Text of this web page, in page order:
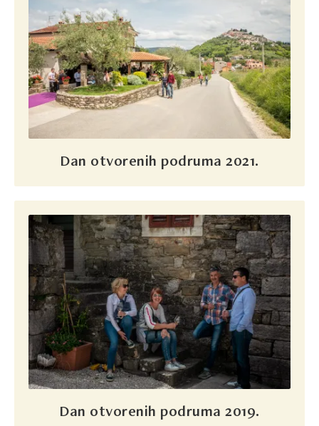
Dan otvorenih podruma 2021.
Dan otvorenih podruma 2019.